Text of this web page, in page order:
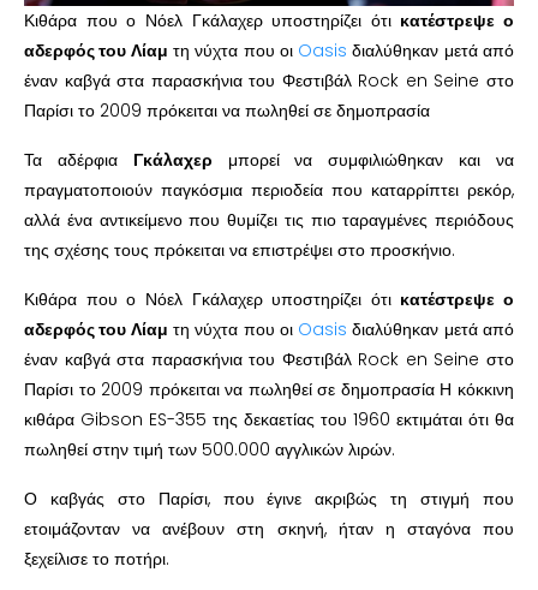
Κιθάρα που ο Νόελ Γκάλαχερ υποστηρίζει ότι κατέστρεψε ο
αδερφός του Λίαμ τη νύχτα που οι Oasisδιαλύθηκαν μετά από
έναν καβγά στα παρασκήνια του Φεστιβάλ Rock en Seine στο
Παρίσι το 2009 πρόκειται να πωληθεί σε δημοπρασία
Τα αδέρφια Γκάλαχερ μπορεί να συμφιλιώθηκαν και να
πραγματοποιούν παγκόσμια περιοδεία που καταρρίπτει ρεκόρ,
αλλά ένα αντικείμενο που θυμίζει τις πιο ταραγμένες περιόδους
της σχέσης τους πρόκειται να επιστρέψει στο προσκήνιο.
Κιθάρα που ο Νόελ Γκάλαχερ υποστηρίζει ότι κατέστρεψε ο
αδερφός του Λίαμ τη νύχτα που οι Oasisδιαλύθηκαν μετά από
έναν καβγά στα παρασκήνια του Φεστιβάλ Rock en Seine στο
Παρίσι το 2009 πρόκειται να πωληθεί σε δημοπρασία Η κόκκινη
κιθάρα Gibson ES-355 της δεκαετίας του 1960 εκτιμάται ότι θα
πωληθεί στην τιμή των 500.000 αγγλικών λιρών.
Ο καβγάς στο Παρίσι, που έγινε ακριβώς τη στιγμή που
ετοιμάζονταν να ανέβουν στη σκηνή, ήταν η σταγόνα που
ξεχείλισε το ποτήρι.